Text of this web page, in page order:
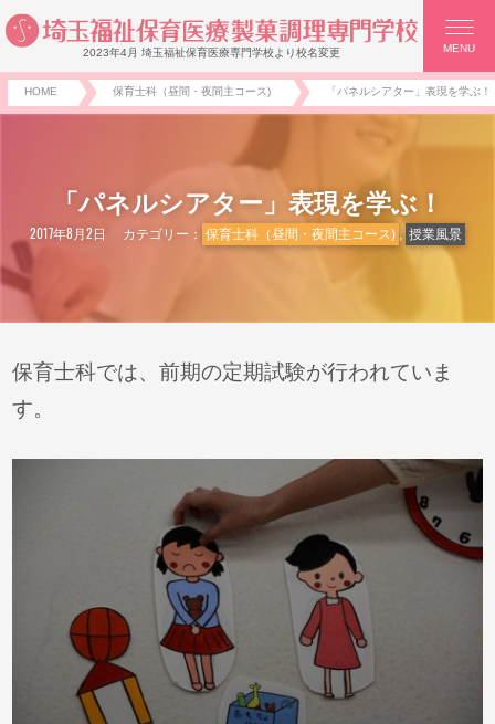
2023年4月 埼玉福祉保育医療専門学校より校名変更 MENU
HOME 保育士科（昼間・夜間主コース) 「パネルシアター」表現を学ぶ！
「パネルシアター」表現を学ぶ！
2017年8月2日 カテゴリー： 保育士科（昼間・夜間主コース) 授業風景
保育士科では、前期の定期試験が行われていま
す。